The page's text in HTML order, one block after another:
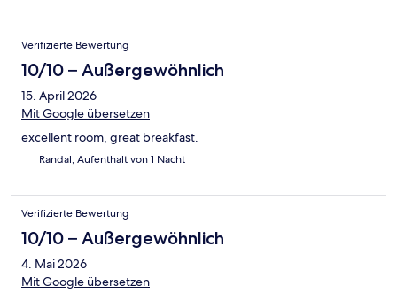
Verifizierte Bewertung
10/10 – Außergewöhnlich
15. April 2026
Mit Google übersetzen
excellent room, great breakfast.
Randal, Aufenthalt von 1 Nacht
Verifizierte Bewertung
10/10 – Außergewöhnlich
4. Mai 2026
Mit Google übersetzen